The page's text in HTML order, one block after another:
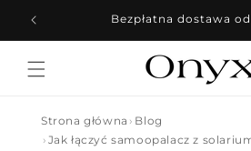
do
Bezpłatna dostawa od
Strona główna
Blog
Jak łączyć samoopalacz z